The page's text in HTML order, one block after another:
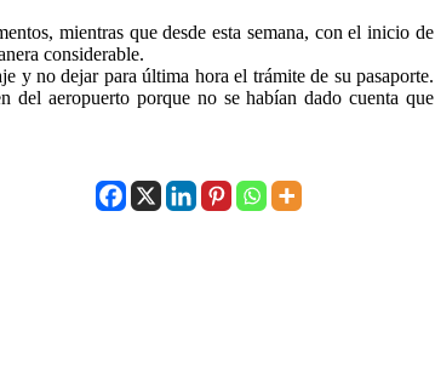
mientras que desde esta semana, con el inicio de
considerable.
y no dejar para última hora el trámite de su pasaporte.
aeropuerto porque no se habían dado cuenta que